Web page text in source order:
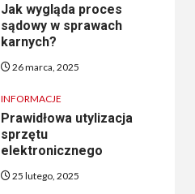
Jak wygląda proces
sądowy w sprawach
karnych?
26 marca, 2025
INFORMACJE
Prawidłowa utylizacja
sprzętu
elektronicznego
25 lutego, 2025